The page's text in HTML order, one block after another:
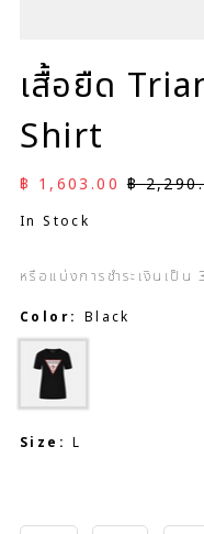
เสื้อยืด
Shirt
ราคาลด
฿ 1,603.00 ราคาปก
฿
In Stock
หรือแบ่งการชำระเงินเป็น3
Color: Black
Size: L